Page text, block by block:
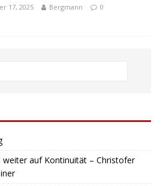
17, 2025 Bergmann 0
weiter auf Kontinuität – Christofer